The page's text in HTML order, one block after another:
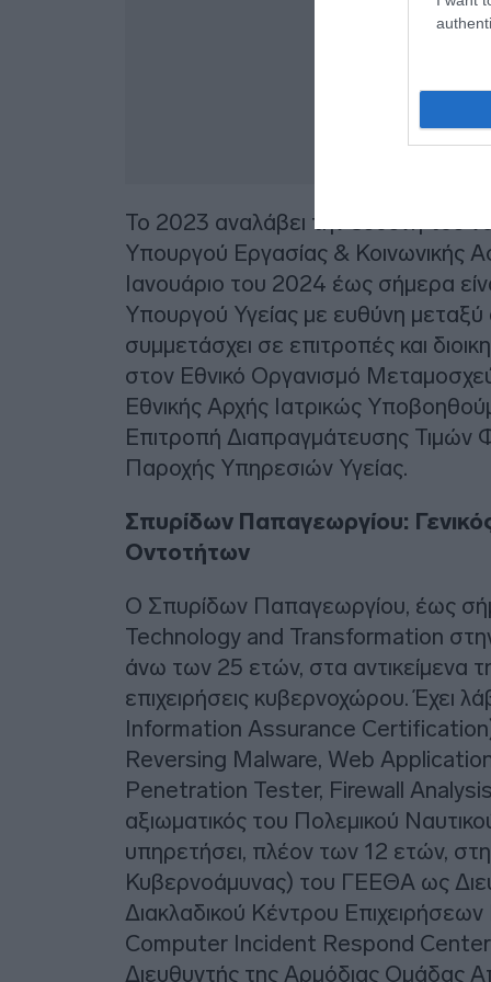
Το 2023 αναλάβει την ευθύνη του
Υπουργού Εργασίας & Κοινωνικής
Ιανουάριο του 2024 έως σήμερα
Υπουργού Υγείας με ευθύνη μεταξύ
συμμετάσχει σε επιτροπές και
στον Εθνικό Οργανισμό
Εθνικής Αρχής Ιατρικώς
Επιτροπή Διαπραγμάτευσης Τιμών
Παροχής Υπηρεσιών Υγείας.
Σπυρίδων Παπαγεωργίου:
Οντοτήτων
Ο Σπυρίδων Παπαγεωργίου, έως
Technology and Transformation
άνω των 25 ετών, στα αντικείμενα
επιχειρήσεις κυβερνοχώρου. Έχει
Information Assurance Certification)
Reversing Malware, Web
Penetration Tester, Firewall
αξιωματικός του Πολεμικού
υπηρετήσει, πλέον των 12 ετών,
Κυβερνοάμυνας) του ΓΕΕΘΑ ως
Διακλαδικού Κέντρου
Computer Incident Respond Center)
Διευθυντής της Αρμόδιας Ομάδας